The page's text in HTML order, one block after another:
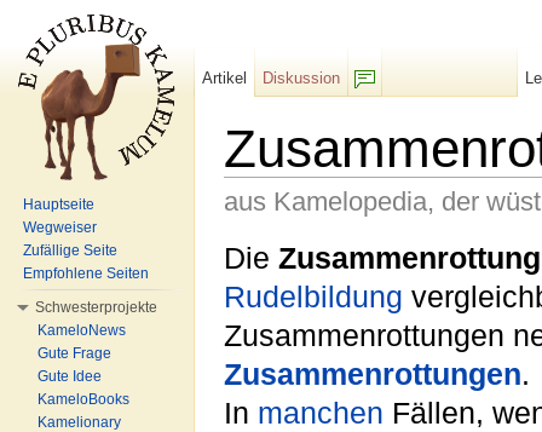
aus Kamelopedia, der
Die Zusammenrottung
Rudelbildung
Zusammenrottungen
Zusammenrottungen.
In manchen Fällen,
Artikel
Diskussion
Hauptseite
Wegweiser
Zufällige Seite
Empfohlene Seiten
Schwesterprojekte
KameloNews
Gute Frage
Gute Idee
KameloBooks
Kamelionary